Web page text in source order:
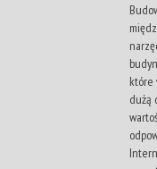
które
dużą